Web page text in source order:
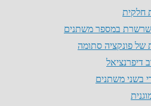
חלקית
שרשרת במספר משתנים
של פונקציה סתומה
דיפרנציאל
בשני משתנים